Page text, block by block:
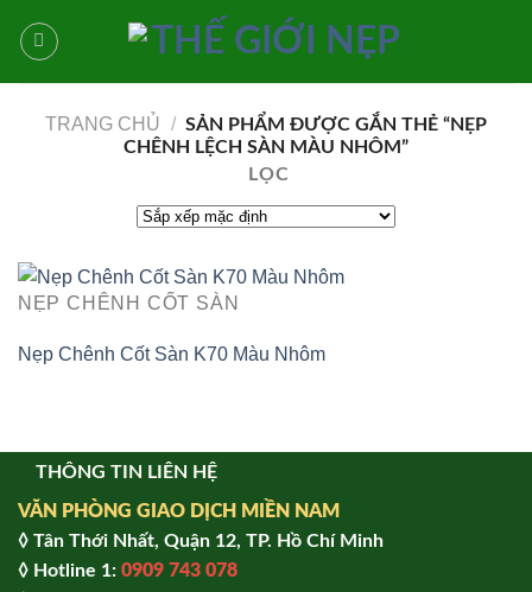
qua
TRANG CHỦ / SẢN PHẨM ĐƯỢC GẮN THẺ “NẸP
CHÊNH LỆCH SÀN MÀU NHÔM”
LỌC
NẸP CHÊNH CỐT SÀN
Nẹp Chênh Cốt Sàn K70 Màu Nhôm
THÔNG TIN LIÊN HỆ
VĂN PHÒNG GIAO DỊCH MIỀN NAM
◊ Tân Thới Nhất, Quận 12, TP. Hồ Chí Minh
◊ Hotline 1: 0909 743 078